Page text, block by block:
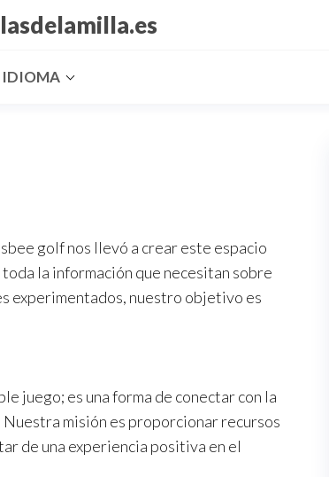
IDIOMA
golf nos llevó a crear este espacio
la información que necesitan sobre
experimentados, nuestro objetivo es
juego; es una forma de conectar con la
misión es proporcionar recursos
de una experiencia positiva en el